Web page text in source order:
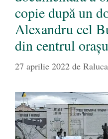
copie după un
Alexandru cel
din centrul
27 aprilie 2022 de